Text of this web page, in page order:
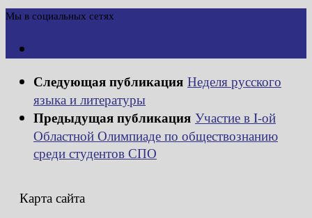
Мы в социальных сетях
Следующая публикация Неделя русского
языка и литературы
Предыдущая публикация Участие в I-ой
Областной Олимпиаде по обществознанию
среди студентов СПО
Карта сайта